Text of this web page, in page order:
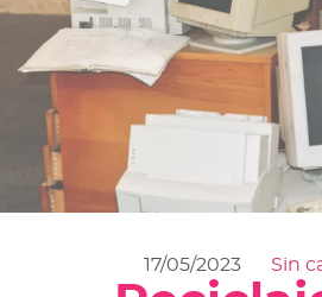
17/05/2023 Sin